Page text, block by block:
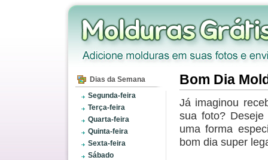
Dias da Semana
Segunda-feira
Terça-feira
Quarta-feira
Quinta-feira
Sexta-feira
Sábado
Bom Dia
Já imaginou
sua foto?
uma forma
bom dia super